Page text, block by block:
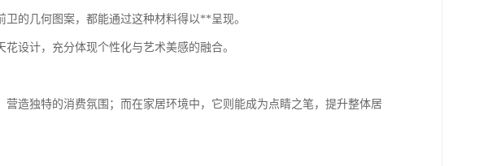
的几何图案，都能通过这种材料得以**呈现。
设计，充分体现个性化与艺术美感的融合。
造独特的消费氛围；而在家居环境中，它则能成为点睛之笔，提升整体居